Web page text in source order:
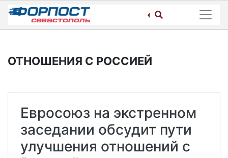
Skip
content
ОТНОШЕНИЯ С РОССИЕЙ
Евросоюз на экстренном
заседании обсудит пути
улучшения отношений с